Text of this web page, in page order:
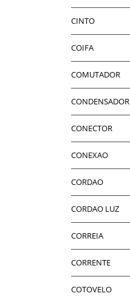
CINTO
COIFA
COMUTADOR
CONDENSADOR
CONECTOR
CONEXAO
CORDAO
CORDAO LUZ
CORREIA
CORRENTE
COTOVELO